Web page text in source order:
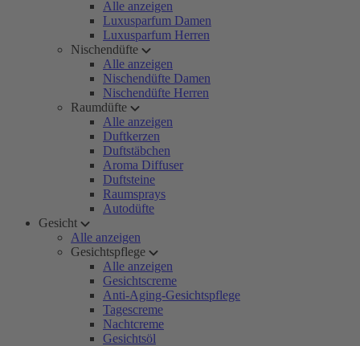
Alle anzeigen
Luxusparfum Damen
Luxusparfum Herren
Nischendüfte
Alle anzeigen
Nischendüfte Damen
Nischendüfte Herren
Raumdüfte
Alle anzeigen
Duftkerzen
Duftstäbchen
Aroma Diffuser
Duftsteine
Raumsprays
Autodüfte
Gesicht
Alle anzeigen
Gesichtspflege
Alle anzeigen
Gesichtscreme
Anti-Aging-Gesichtspflege
Tagescreme
Nachtcreme
Gesichtsöl